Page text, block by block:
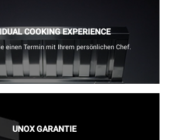
COOKING EXPERIENCE
einen Termin mit Ihrem persönlichen Chef.
UNOX GARANTIE